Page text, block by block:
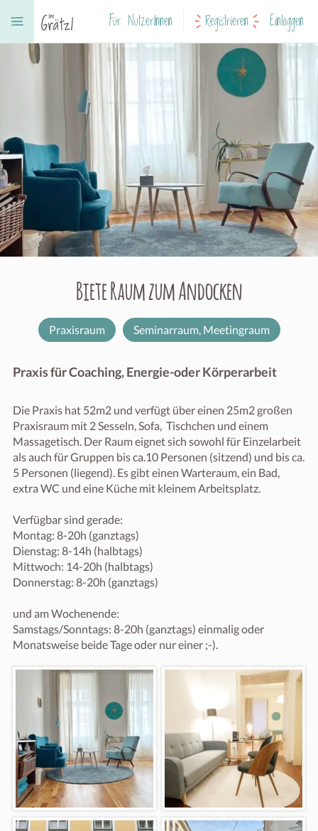
Für NutzerInnen Registrieren Einloggen
Biete Raum zum Andocken
Praxisraum Seminarraum, Meetingraum
Praxis für Coaching, Energie-oder Körperarbeit
Die Praxis hat 52m2 und verfügt über einen 25m2 großen
Praxisraum mit 2 Sesseln, Sofa,  Tischchen und einem
Massagetisch. Der Raum eignet sich sowohl für Einzelarbeit
als auch für Gruppen bis ca.10 Personen (sitzend) und bis ca.
5 Personen (liegend). Es gibt einen Warteraum, ein Bad,
extra WC und eine Küche mit kleinem Arbeitsplatz.
Verfügbar sind gerade:
Montag: 8-20h (ganztags)
Dienstag: 8-14h (halbtags)
Mittwoch: 14-20h (halbtags)
Donnerstag: 8-20h (ganztags)
und am Wochenende:
Samstags/Sonntags: 8-20h (ganztags) einmalig oder
Monatsweise beide Tage oder nur einer ;-).